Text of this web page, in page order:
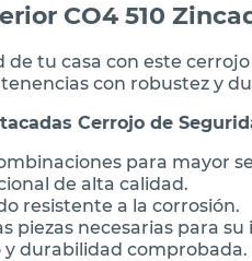
CO4 510
de tu casa con este
con robustez y
Cerrojo de
para mayor
de alta calidad.
resistente a la corrosión.
piezas necesarias para su
y durabilidad comprobada.